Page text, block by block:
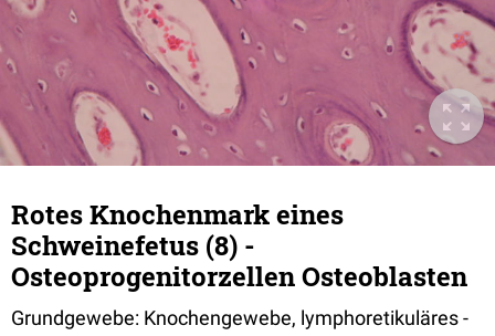
Rotes Knochenmark eines
Schweinefetus (8) -
Osteoprogenitorzellen Osteoblasten
Grundgewebe: Knochengewebe, lymphoretikuläres -